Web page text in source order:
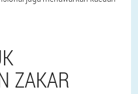
ZAKAR